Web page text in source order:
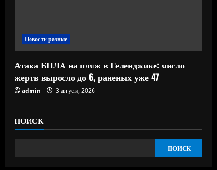
Новости разные
Атака БПЛА на пляж в Геленджике: число
жертв выросло до 6, раненых уже 47
admin 3 августа, 2026
ПОИСК
ПОИСК